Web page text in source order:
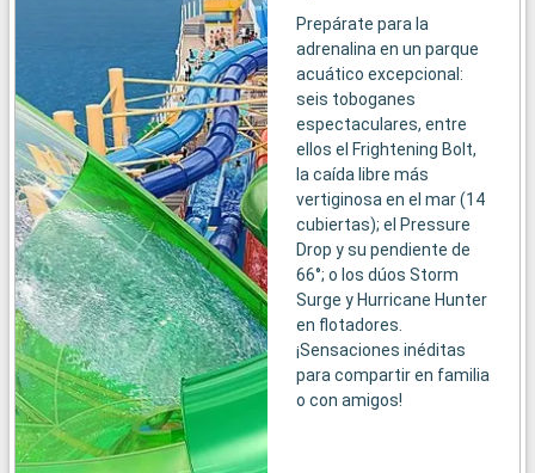
Prepárate para la
adrenalina en un parque
acuático excepcional:
seis toboganes
espectaculares, entre
ellos el Frightening Bolt,
la caída libre más
vertiginosa en el mar (14
cubiertas); el Pressure
Drop y su pendiente de
66°; o los dúos Storm
Surge y Hurricane Hunter
en flotadores.
¡Sensaciones inéditas
para compartir en familia
o con amigos!